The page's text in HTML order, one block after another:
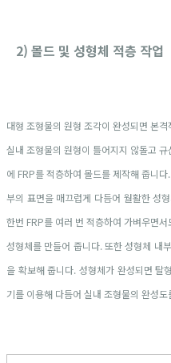
2) 몰드 및 성형체 적층 작업
대형 조형물의 원형 조각이 완성되면 본
실내 조형물의 원형이 틀어지지 않돌고
에 FRP를 적층하여 몰드를 제작해 줍니
부의 표면을 매끄럽게 다듬어 월활한 성
한번 FRP를 여러 번 적층하여 가벼우면
성형체를 만들어 줍니다. 또한 성형체 내
을 확보해 줍니다. 성형체가 완성되면 탈
기를 이용해 다듬어 실내 조형물의 완성